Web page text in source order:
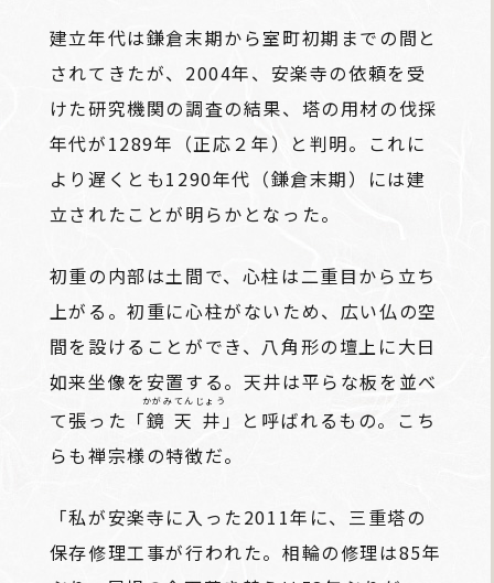
建立年代は鎌倉末期から室町初期までの間と
されてきたが、2004年、安楽寺の依頼を受
けた研究機関の調査の結果、塔の用材の伐採
年代が1289年（正応２年）と判明。これに
より遅くとも1290年代（鎌倉末期）には建
立されたことが明らかとなった。
初重の内部は土間で、心柱は二重目から立ち
上がる。初重に心柱がないため、広い仏の空
間を設けることができ、八角形の壇上に大日
如来坐像を安置する。天井は平らな板を並べ
て張った「鏡天井
かがみてんじょう
」と呼ばれるもの。こち
らも禅宗様の特徴だ。
「私が安楽寺に入った2011年に、三重塔の
保存修理工事が行われた。相輪の修理は85年